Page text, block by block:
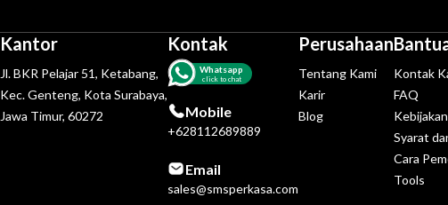
Kantor
Jl. BKR Pelajar 51, Ketabang,
Kec. Genteng, Kota Surabaya,
Jawa Timur, 60272
Kontak
Whatsapp
click to chat
Mobile
+628112689889
Email
sales@smsperkasa.com
Perusahaan
Tentang Kami
Karir
Blog
Kontak
FAQ
Syarat
Cara
Tools